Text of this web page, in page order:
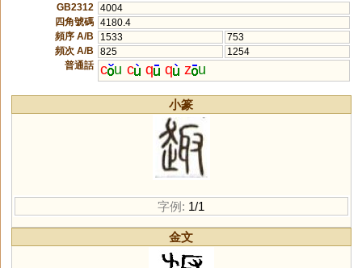
GB2312
4004
四角號碼 4180.4
頻序 A/B
1533
753
頻次 A/B
825
1254
普通話 c u c q q z u
小篆
字例: 1/1
金文